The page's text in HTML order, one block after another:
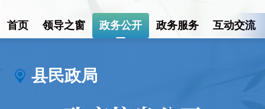
首页 领导之窗 政务公开 政务服务 互动交流
县民政局